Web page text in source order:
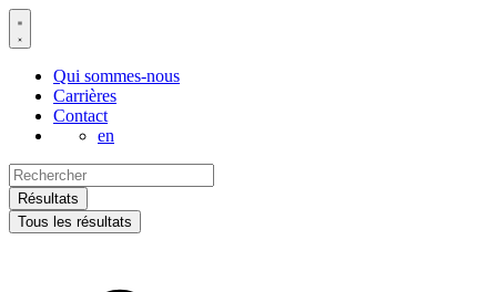
Aller
au
Qui sommes-nous
Carrières
Contact
en
Search
...Résultats
Tous les résultats